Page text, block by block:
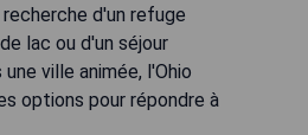
d'un refuge
lac ou d'un séjour
ville animée, l'Ohio
options pour répondre à